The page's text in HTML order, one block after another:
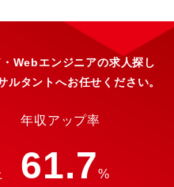
Webエンジニアの求人探し
ルタントへお任せください。
年収アップ率
61.7%